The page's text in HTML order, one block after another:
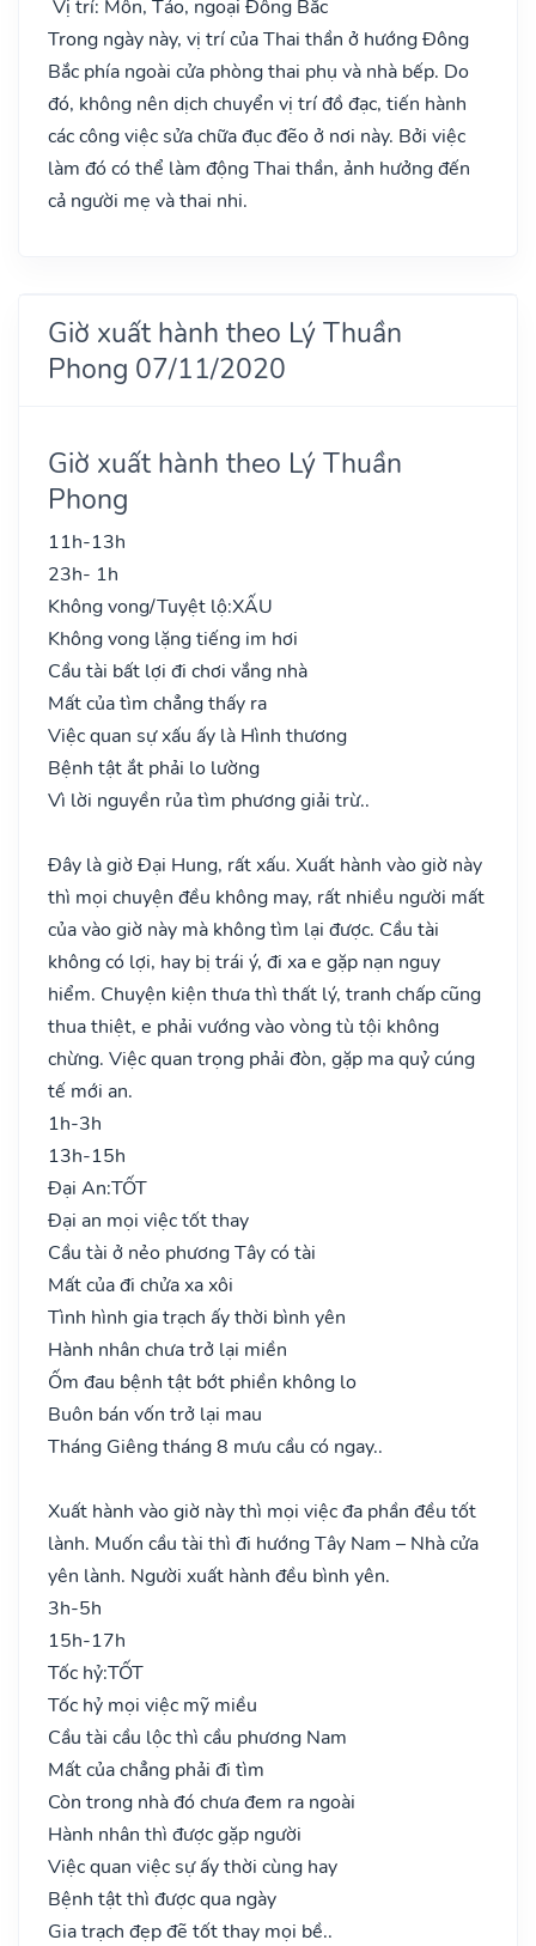
Vị trí: Môn, Táo, ngoại Đông Bắc
Trong ngày này, vị trí của Thai thần ở hướng Đông
Bắc phía ngoài cửa phòng thai phụ và nhà bếp. Do
đó, không nên dịch chuyển vị trí đồ đạc, tiến hành
các công việc sửa chữa đục đẽo ở nơi này. Bởi việc
làm đó có thể làm động Thai thần, ảnh hưởng đến
cả người mẹ và thai nhi.
Giờ xuất hành theo Lý Thuần
Phong 07/11/2020
Giờ xuất hành theo Lý Thuần
Phong
11h-13h
23h- 1h
Không vong/Tuyệt lộ:XẤU
Không vong lặng tiếng im hơi
Cầu tài bất lợi đi chơi vắng nhà
Mất của tìm chẳng thấy ra
Việc quan sự xấu ấy là Hình thương
Bệnh tật ắt phải lo lường
Vì lời nguyền rủa tìm phương giải trừ..
Đây là giờ Đại Hung, rất xấu. Xuất hành vào giờ này
thì mọi chuyện đều không may, rất nhiều người mất
của vào giờ này mà không tìm lại được. Cầu tài
không có lợi, hay bị trái ý, đi xa e gặp nạn nguy
hiểm. Chuyện kiện thưa thì thất lý, tranh chấp cũng
thua thiệt, e phải vướng vào vòng tù tội không
chừng. Việc quan trọng phải đòn, gặp ma quỷ cúng
tế mới an.
1h-3h
13h-15h
Đại An:TỐT
Đại an mọi việc tốt thay
Cầu tài ở nẻo phương Tây có tài
Mất của đi chửa xa xôi
Tình hình gia trạch ấy thời bình yên
Hành nhân chưa trở lại miền
Ốm đau bệnh tật bớt phiền không lo
Buôn bán vốn trở lại mau
Tháng Giêng tháng 8 mưu cầu có ngay..
Xuất hành vào giờ này thì mọi việc đa phần đều tốt
lành. Muốn cầu tài thì đi hướng Tây Nam – Nhà cửa
yên lành. Người xuất hành đều bình yên.
3h-5h
15h-17h
Tốc hỷ:TỐT
Tốc hỷ mọi việc mỹ miều
Cầu tài cầu lộc thì cầu phương Nam
Mất của chẳng phải đi tìm
Còn trong nhà đó chưa đem ra ngoài
Hành nhân thì được gặp người
Việc quan việc sự ấy thời cùng hay
Bệnh tật thì được qua ngày
Gia trạch đẹp đẽ tốt thay mọi bề..